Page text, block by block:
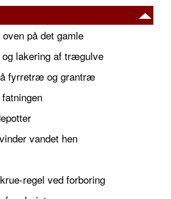
på det gamle
lakering af trægulve
fyrretræ og grantræ
vandet hen
regel ved forboring